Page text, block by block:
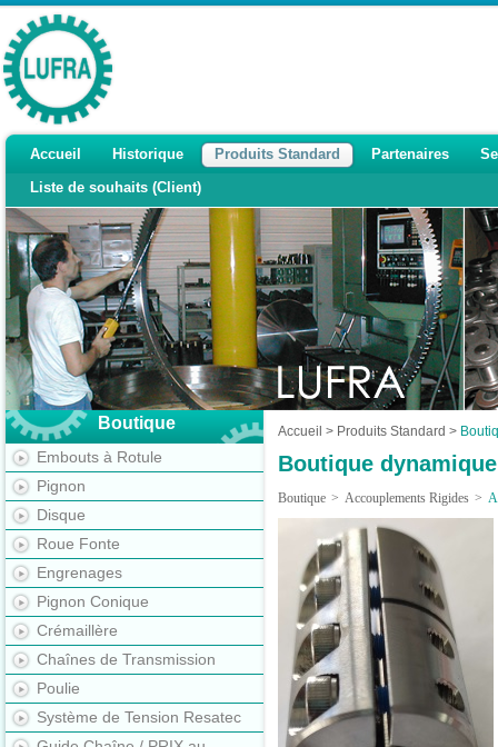
Accueil Historique Produits Standard Partenaires
Liste de souhaits (Client)
Boutique
Embouts à Rotule
Pignon
Disque
Roue Fonte
Engrenages
Pignon Conique
Crémaillère
Chaînes de Transmission
Poulie
Système de Tension Resatec
Accueil > Produits Standard >
Boutique dynamique
Boutique > Accouplements Rigides >